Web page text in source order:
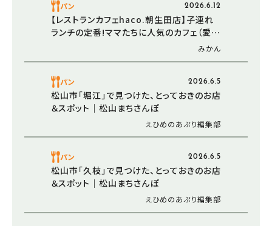
パン 2026.6.12
【レストランカフェhaco.朝生田店】子連れ
ランチの定番!ママたちに人気のカフェ（愛
みかん
パン 2026.6.5
松山市「堀江」で見つけた、とっておきのお店
＆スポット｜松山まちさんぽ
えひめのあぷり編集部
パン 2026.6.5
松山市「久枝」で見つけた、とっておきのお店
＆スポット｜松山まちさんぽ
えひめのあぷり編集部